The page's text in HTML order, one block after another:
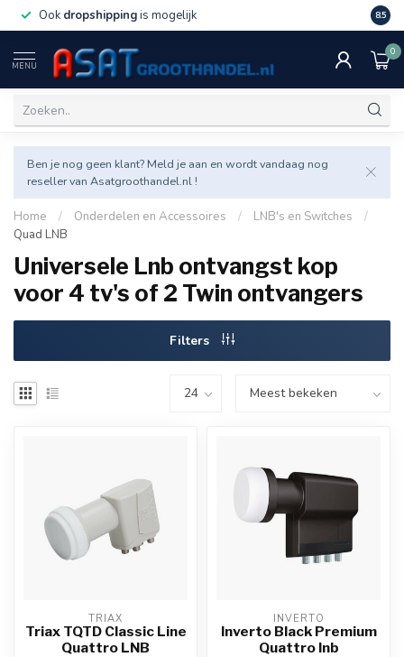
Ook dropshippingis mogelijk Veel
8.5
MENU
0
Ben je nog geen klant? Meld je aan en wordt vandaag nog
reseller van Asatgroothandel.nl !
Home / Onderdelen en Accessoires / LNB's en Switches
/
Quad LNB
Universele Lnb ontvangst kop
voor 4 tv's of 2 Twin ontvangers
Filters
TRIAX
Triax TQTD Classic Line
Quattro LNB
INVERTO
Inverto Black Premium
Quattro lnb